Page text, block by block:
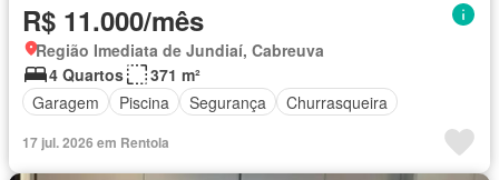
R$ 11.000/mês
Região Imediata de Jundiaí, Cabreuva
4 Quartos
371 m²
Garagem
Piscina Segurança Churrasqueira
17 jul. 2026 em Rentola